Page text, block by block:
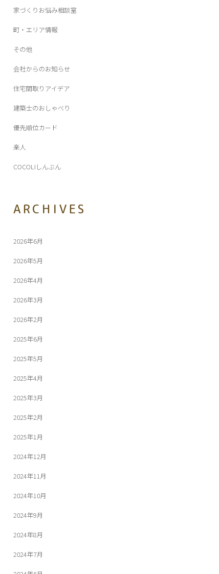
ン
家づくりお悩み相談室
町・エリア情報
その他
会社からのお知らせ
住宅間取りアイデア
建築士のおしゃべり
優先順位カード
楽人
COCOLIしんぶん
ARCHIVES
2026年6月
2026年5月
2026年4月
2026年3月
2026年2月
2025年6月
2025年5月
2025年4月
2025年3月
2025年2月
2025年1月
2024年12月
2024年11月
2024年10月
2024年9月
2024年8月
2024年7月